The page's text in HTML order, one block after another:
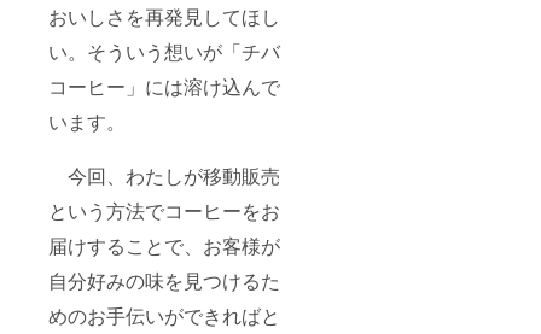
おいしさを再発見してほし
い。そういう想いが「チバ
コーヒー」には溶け込んで
います。
今回、わたしが移動販売
という方法でコーヒーをお
届けすることで、お客様が
自分好みの味を見つけるた
めのお手伝いができればと